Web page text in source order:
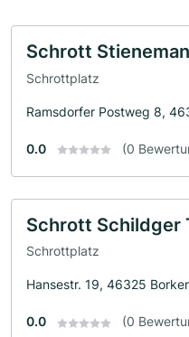
Schrott
Schrottplatz
Ramsdorfer Postweg 8,
0.0 (0
Schrott Schildger
Schrottplatz
Hansestr. 19, 46325
0.0 (0